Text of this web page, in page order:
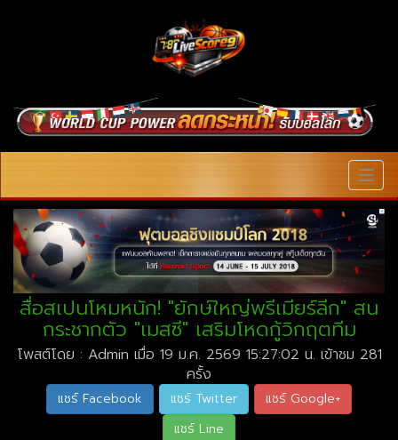
สื่อสเปนโหมหนัก! "ยักษ์ใหญ่พรีเมียร์ลีก" สน
กระชากตัว "เมสซี" เสริมโหดกู้วิกฤตทีม
โพสต์โดย : Admin เมื่อ 19 ม.ค. 2569 15:27:02 น. เข้าชม 281
ครั้ง
แชร์ Facebook แชร์ Twitter
แชร์ Google+
แชร์ Line